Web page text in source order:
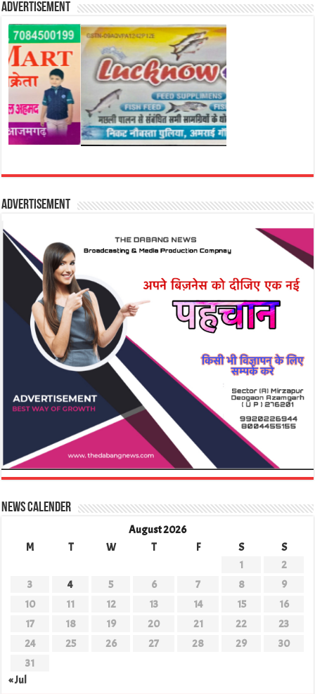
Advertisement
Advertisement
News Calender
August 2026
M
T W T F S
S
1
2
3
4 5 6 7 8
9
10
11 12 13 14 15
16
17
18 19 20 21 22
23
24
25 26 27 28 29
30
31
« Jul